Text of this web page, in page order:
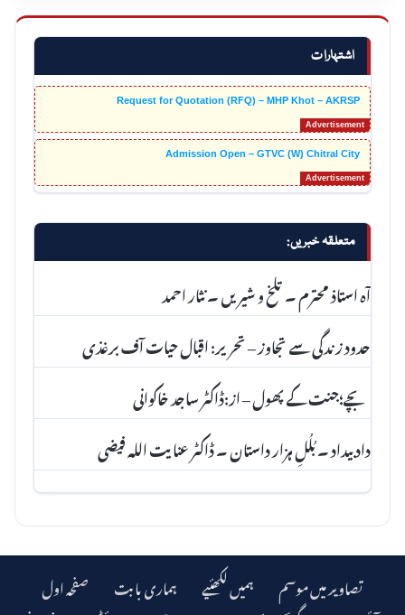
اشتہارات
Request for Quotation (RFQ) – MHP Khot – AKRSP
Admission Open – GTVC (W) Chitral City
متعلقہ خبریں:
آہ استاذ محترم ۔ تلخ و شیریں ۔ نثار احمد
حدود زندگی سے تجاوز – تحریر: اقبال حیات آف برغذی
بچے؛جنت کے پھول – از:ڈاکٹر ساجد خاکوانی
داد بیداد ۔ بُلُلِ ہزار داستان ۔ ڈاکٹر عنا یت اللہ فیضی
صفحہ اول ہماری بابت ہمیں لکھئیے
تصاویر میں موسم